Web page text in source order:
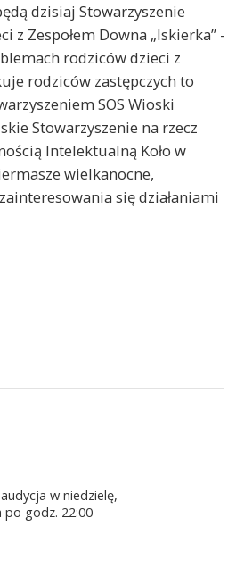
dzisiaj Stowarzyszenie
z Zespołem Downa „Iskierka” -
rodziców dzieci z
rodziców zastępczych to
SOS Wioski
Stowarzyszenie na rzecz
Intelektualną Koło w
wielkanocne,
się działaniami
w niedzielę,
po godz. 22:00